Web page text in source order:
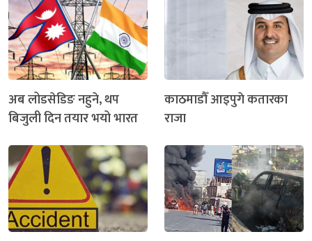
अब लोडसेडिङ नहुने, थप
बिजुली दिन तयार भयो भारत
काठमाडौँ आइपुगे कतारका
राजा